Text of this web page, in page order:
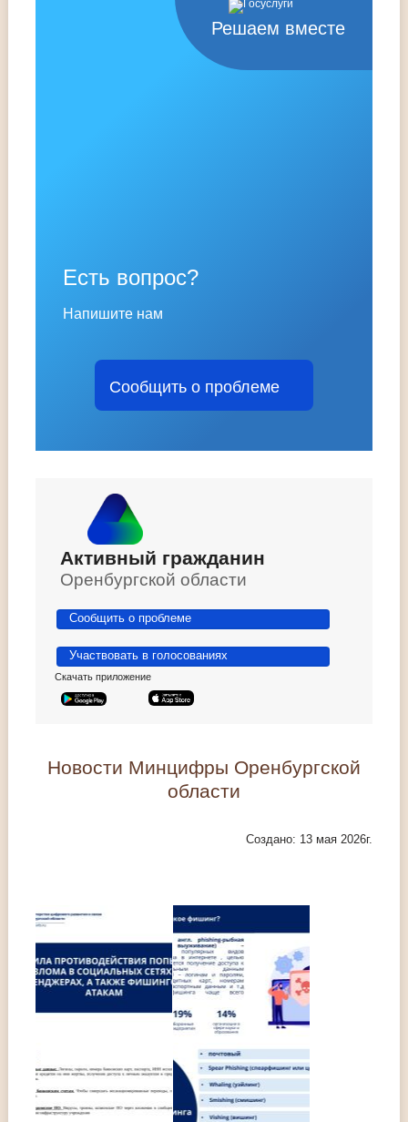
Решаем вместе
Есть вопрос?
Напишите нам
Сообщить о проблеме
Активный гражданин
Оренбургской области
Сообщить о проблеме
Участвовать в голосованиях
Скачать приложение
Новости Минцифры Оренбургской
области
Создано: 13 мая 2026г.